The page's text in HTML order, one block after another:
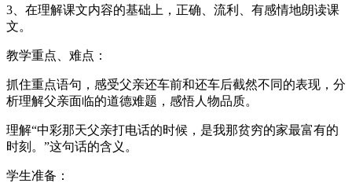
3、在理解课文内容的基础上，正确、流利、有感情地朗读课
文。
教学重点、难点：
抓住重点语句，感受父亲还车前和还车后截然不同的表现，分
析理解父亲面临的道德难题，感悟人物品质。
理解“中彩那天父亲打电话的时候，是我那贫穷的家最富有的
时刻。”这句话的含义。
学生准备：